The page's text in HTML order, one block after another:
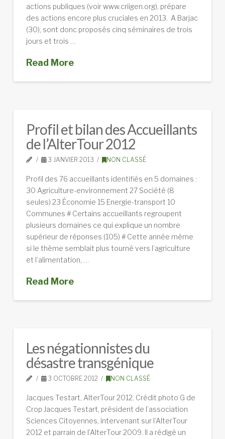
actions publiques (voir www.criigen.org), prépare
des actions encore plus cruciales en 2013. A Barjac
(30), sont donc proposés cinq séminaires de trois
jours et trois …
Read More
Profil et bilan des Accueillants
de l’AlterTour 2012
3 JANVIER 2013 NON CLASSÉ
Profil des 76 accueillants identifiés en 5 domaines :
30 Agriculture-environnement 27 Société (8
seules) 23 Économie 15 Energie-transport 10
Communes # Certains accueillants regroupent
plusieurs domaines ce qui explique un nombre
supérieur de réponses (105) # Cette année même
si le thème semblait plus tourné vers l’agriculture
et l’alimentation, …
Read More
Les négationnistes du
désastre transgénique
3 OCTOBRE 2012 NON CLASSÉ
Jacques Testart, AlterTour 2012. Crédit photo G de
Crop Jacques Testart, président de l’association
Sciences Citoyennes, intervenant sur l’AlterTour
2012 et parrain de l’AlterTour 2009. Il a rédigé un